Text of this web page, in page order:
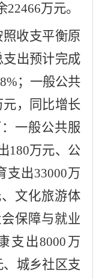
22466万元。
照收支平衡原
出预计完成
%；一般公共
元，同比增长
一般公共服
180万元、公
支出33000万
文化旅游体
保障与就业
支出8000 万
、城乡社区支